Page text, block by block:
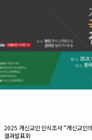
2025 개신교인 인식조사 “개신교인
결과발표회